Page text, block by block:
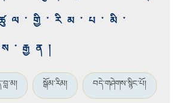
སྒོམ་རིམ། བདེ་གཤེགས་སྙིང་པོ།